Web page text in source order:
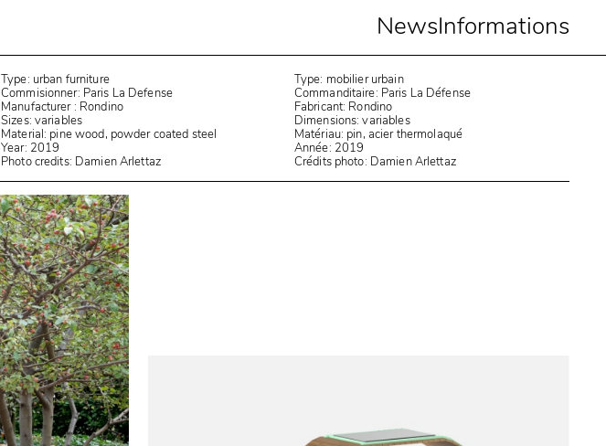
NewsInformations
Type: urban furniture
Commisionner: Paris La Defense
Manufacturer : Rondino
Sizes: variables
Material: pine wood, powder coated steel
Year: 2019
Photo credits: Damien Arlettaz
Type: mobilier urbain
Commanditaire: Paris La Défense
Fabricant: Rondino
Dimensions: variables
Matériau: pin, acier thermolaqué
Année: 2019
Crédits photo: Damien Arlettaz